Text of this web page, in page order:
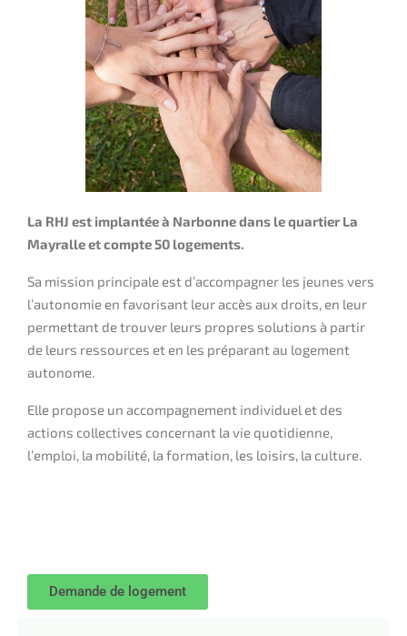
La RHJ est implantée à Narbonne dans le quartier La
Mayralle et compte 50 logements.
Sa mission principale est d’accompagner les jeunes vers
l’autonomie en favorisant leur accès aux droits, en leur
permettant de trouver leurs propres solutions à partir
de leurs ressources et en les préparant au logement
autonome.
Elle propose un accompagnement individuel et des
actions collectives concernant la vie quotidienne,
l’emploi, la mobilité, la formation, les loisirs, la culture.
Demande de logement